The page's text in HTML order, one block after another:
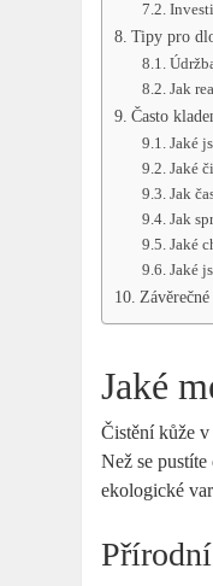
Tipy pro
Jak
Často
Jaké
Jaké
Jak
Jak
Jaké
Jaké
Jaké
Čistění kůže v
Než se
ekologické